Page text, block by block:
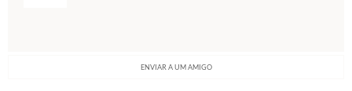
ENVIAR A UM AMIGO